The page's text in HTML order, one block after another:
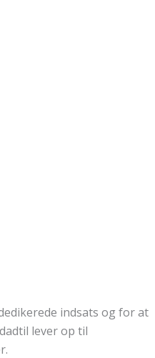
indsats og for at
lever op til